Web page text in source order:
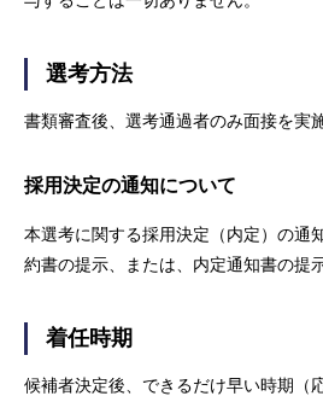
選考方法
書類審査後、選考通過者のみ面接を実
採用決定の通知について
本選考に関する採用決定（内定）の通
約書の提示、または、内定通知書の提
着任時期
候補者決定後、できるだけ早い時期（